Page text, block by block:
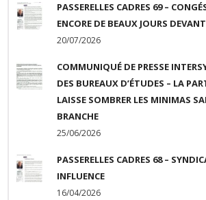
PASSERELLES CADRES 69 –
ENCORE DE BEAUX JOURS
20/07/2026
COMMUNIQUÉ DE PRESSE
DES BUREAUX D’ÉTUDES – LA
LAISSE SOMBRER LES MINIMAS
BRANCHE
25/06/2026
PASSERELLES CADRES 68 –
INFLUENCE
16/04/2026